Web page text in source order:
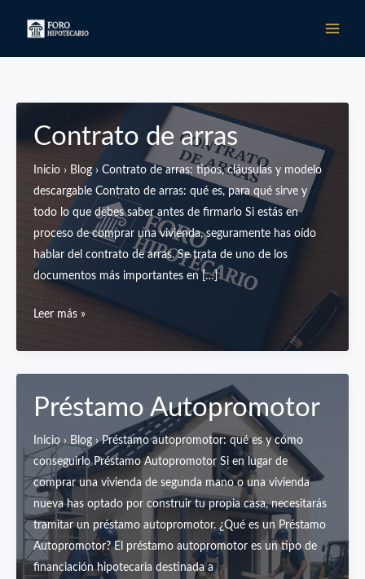
Contrato de arras
Inicio › Blog › Contrato de arras: tipos, cláusulas y modelo
descargable Contrato de arras: qué es, para qué sirve y
todo lo que debes saber antes de firmarlo Si estás en
proceso de comprar una vivienda, seguramente has oído
hablar del contrato de arras. Se trata de uno de los
documentos más importantes en […]
Contrato
Leer más »
Préstamo Autopromotor
Inicio › Blog › Préstamo autopromotor: qué es y cómo
conseguirlo Préstamo Autopromotor Si en lugar de
comprar una vivienda de segunda mano o una vivienda
nueva has optado por construir tu propia casa, necesitarás
tramitar un préstamo autopromotor. ¿Qué es un Préstamo
Autopromotor? El préstamo autopromotor es un tipo de
financiación hipotecaria destinada a